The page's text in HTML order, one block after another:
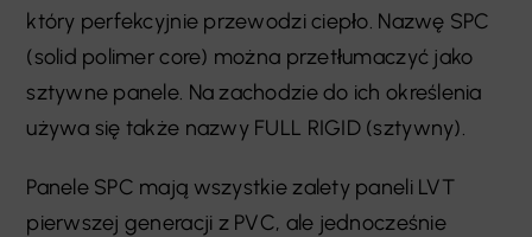
który perfekcyjnie przewodzi ciepło. Nazwę SPC
(solid polimer core) można przetłumaczyć jako
sztywne panele. Na zachodzie do ich określenia
używa się także nazwy FULL RIGID (sztywny).
Panele SPC mają wszystkie zalety paneli LVT
pierwszej generacji z PVC, ale jednocześnie